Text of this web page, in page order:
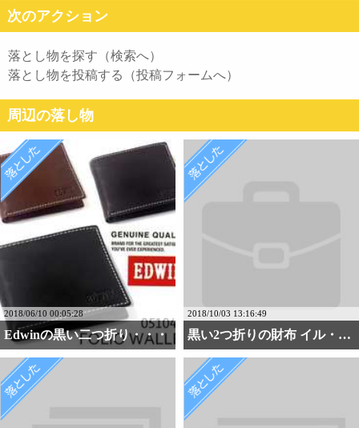
次のアクション
落とし物を探す（検索へ）
落とし物を投稿する（投稿フォームへ）
周辺の落し物
2018/06/10 00:05:28
Edwinの黒い二つ折り・・・
2018/10/03 13:16:49
黒い2つ折りの財布 イル・・・